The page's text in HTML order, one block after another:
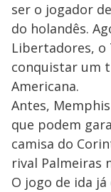
ser o jogador
do holandês.
Libertadores, o
conquistar um
Americana.
Antes,
que podem
camisa do
rival Palmeiras
O jogo de ida